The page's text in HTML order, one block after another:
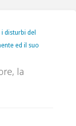
i disturbi del
ed il suo
la